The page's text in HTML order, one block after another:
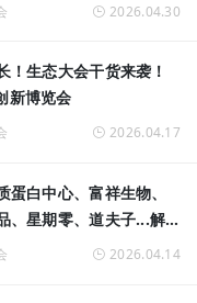
2026.04.30
！生态大会干货来袭！
新博览会
2026.04.17
白中心、富祥生物、
、星期零、道夫子...解
！
2026.04.14